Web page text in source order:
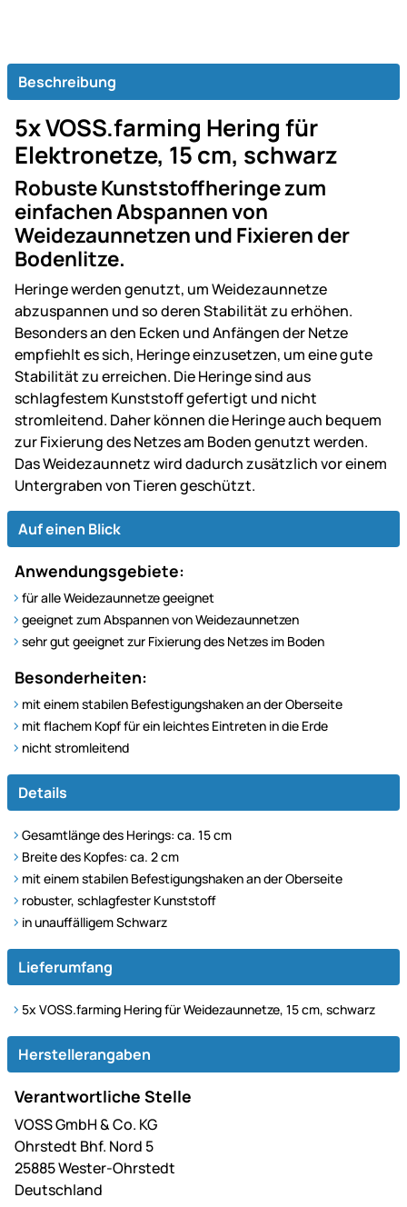
Beschreibung
5x VOSS.farming Hering für
Elektronetze, 15 cm, schwarz
Robuste Kunststoffheringe zum
einfachen Abspannen von
Weidezaunnetzen und Fixieren der
Bodenlitze.
Heringe werden genutzt, um Weidezaunnetze
abzuspannen und so deren Stabilität zu erhöhen.
Besonders an den Ecken und Anfängen der Netze
empfiehlt es sich, Heringe einzusetzen, um eine gute
Stabilität zu erreichen. Die Heringe sind aus
schlagfestem Kunststoff gefertigt und nicht
stromleitend. Daher können die Heringe auch bequem
zur Fixierung des Netzes am Boden genutzt werden.
Das Weidezaunnetz wird dadurch zusätzlich vor einem
Untergraben von Tieren geschützt.
Auf einen Blick
Anwendungsgebiete:
für alle Weidezaunnetze geeignet
geeignet zum Abspannen von Weidezaunnetzen
sehr gut geeignet zur Fixierung des Netzes im Boden
Besonderheiten:
mit einem stabilen Befestigungshaken an der Oberseite
mit flachem Kopf für ein leichtes Eintreten in die Erde
nicht stromleitend
Details
Gesamtlänge des Herings: ca. 15 cm
Breite des Kopfes: ca. 2 cm
mit einem stabilen Befestigungshaken an der Oberseite
robuster, schlagfester Kunststoff
in unauffälligem Schwarz
Lieferumfang
5x VOSS.farming Hering für Weidezaunnetze, 15 cm, schwarz
Herstellerangaben
Verantwortliche Stelle
VOSS GmbH & Co. KG
Ohrstedt Bhf. Nord 5
25885 Wester-Ohrstedt
Deutschland